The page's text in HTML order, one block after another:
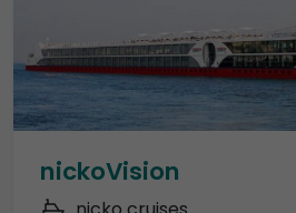
nickoVision